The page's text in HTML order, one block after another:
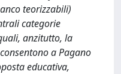
teorizzabili)
categorie
anzitutto, la
a Pagano
educativa,